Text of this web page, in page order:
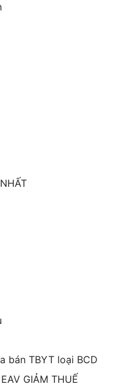
bán TBYT loại BCD
GIẢM THUẾ